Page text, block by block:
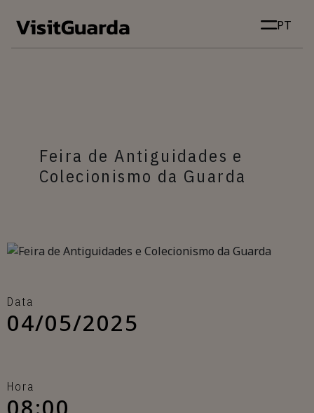
PT
Feira de Antiguidades e
Colecionismo da Guarda
Data
04/05/2025
Hora